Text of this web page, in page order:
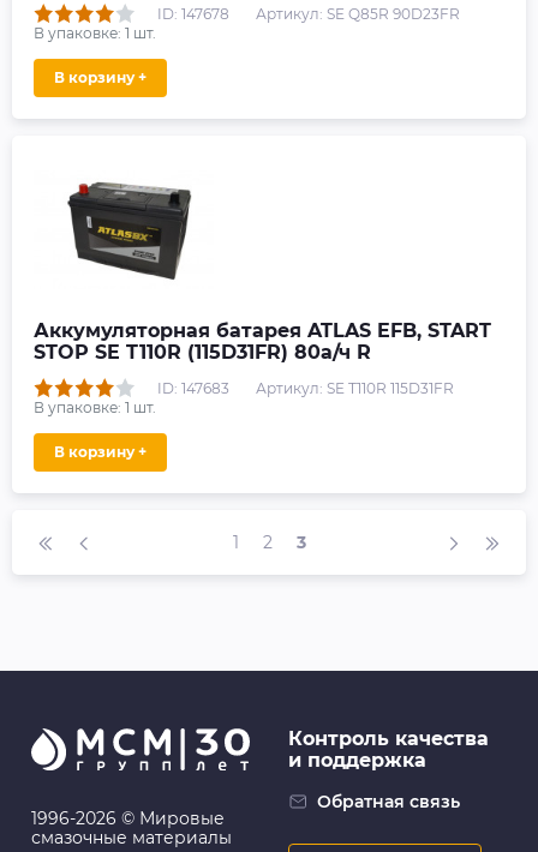
ID: 147678
Артикул: SE Q85R 90D23FR
В упаковке: 1 шт.
В корзину +
Аккумуляторная батарея ATLAS EFB, START
STOP SE T110R (115D31FR) 80а/ч R
ID: 147683
Артикул: SE T110R 115D31FR
В упаковке: 1 шт.
В корзину +
1 2 3
1996-2026 © Мировые
смазочные материалы
Контроль качества
и поддержка
Обратная связь